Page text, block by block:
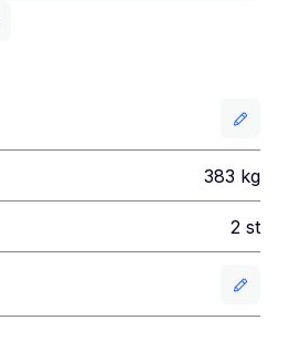
383 kg
2 st